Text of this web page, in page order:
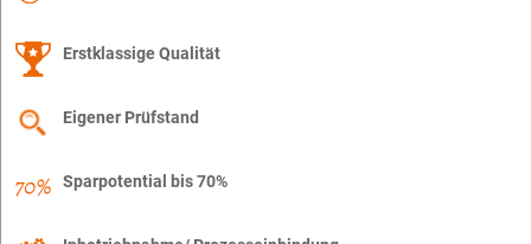
Erstklassige Qualität
Eigener Prüfstand
Sparpotential bis 70%